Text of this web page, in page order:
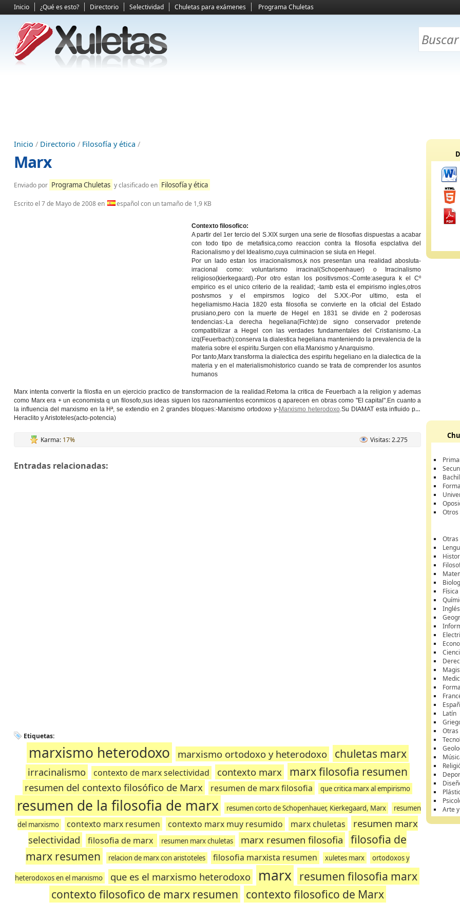
Inicio ¿Qué es esto? Directorio Selectividad Chuletas para exámenes Programa Chuletas
Inicio / Directorio / Filosofía y ética /
Marx
Enviado por Programa Chuletas y clasificado en Filosofía y ética
Escrito el 7 de Mayo de 2008en español con un tamaño de 1,9 KB
Contexto filosofico:
A partir del 1er tercio del S.XIX surgen una serie de filosofias dispuestas a acabar
con todo tipo de metafisica,como reaccion contra la filosofia espclativa del
Racionalismo y del Idealismo,cuya culminacion se siuta en Hegel.
Por un lado estan los irracionalismos,k nos presentan una realidad abosluta-
irracional como: voluntarismo irracinal(Schopenhauer) o Irracinalismo
religioso(kierkegaard).-Por otro estan los positivsmos:-Comte:asegura k el Cº
empirico es el unico criterio de la realidad; -tamb esta el empirismo ingles,otros
postvsmos y el empirsmos logico del S.XX.-Por ultimo, esta el
hegeliamismo.Hacia 1820 esta filosofia se convierte en la oficial del Estado
prusiano,pero con la muerte de Hegel en 1831 se divide en 2 poderosas
tendencias:-La derecha hegeliana(Fichte):de signo conservador pretende
compatibilizar a Hegel con las verdades fundamentales del Cristianismo.-La
izq(Feuerbach):conserva la dialestica hegeliana manteniendo la prevalencia de la
materia sobre el espiritu.Surgen con ella:Marxismo y Anarquismo.
Por tanto,Marx transforma la dialectica des espiritu hegeliano en la dialectica de la
materia y en el materialismohistorico cuando se trata de comprender los asuntos
humanos
Marx intenta convertir la filosfia en un ejercicio practico de transformacion de la realidad.Retoma la critica de Feuerbach a la religion y ademas
como Marx era + un economista q un filosofo,sus ideas siguen los razonamientos econmicos q aparecen en obras como "El capital".En cuanto a
la influencia del marxismo en la Hª, se extendio en 2 grandes bloques:-Marxismo ortodoxo y-Marxismo heterodoxo.Su DIAMAT esta influido por
Heraclito y Aristoteles(acto-potencia)
Karma: 17% Visitas: 2.275
Entradas relacionadas:
Etiquetas:
marxismo heterodoxo marxismo ortodoxo y heterodoxo chuletas marx
irracinalismo contexto de marx selectividad contexto marx marx filosofia resumen
resumen del contexto filosófico de Marx resumen de marx filosofia que critica marx al empirismo
resumen de la filosofia de marx resumen corto de Schopenhauer, Kierkegaard, Marx
resumen
del marxismo
contexto marx resumen contexto marx muy resumido marx chuletas
resumen marx
selectividad
filosofia de marx resumen marx chuletas marx resumen filosofia
filosofia de
marx resumen
relacion de marx con aristoteles filosofia marxista resumen xuletes marx ortodoxos y
heterodoxos en el marxismo que es el marxismo heterodoxo marx resumen filosofia marx
contexto filosofico de marx resumen contexto filosofico de Marx
Otros
Física
Inglés
Latín
Arte